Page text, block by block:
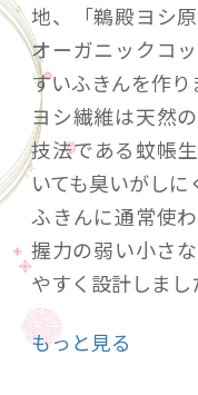
地、「鵜殿ヨシ
オーガニックコ
すいふきんを作り
ヨシ繊維は天然
技法である蚊帳
いても臭いがしに
ふきんに通常使
握力の弱い小さ
やすく設計しまし
蚊帳生地を5枚重
せ、しっかりふけ
もっと見る